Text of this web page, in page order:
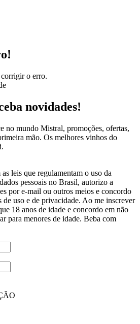
corrigir o erro.
novidades!
no mundo Mistral, promoções, ofertas,
mão. Os melhores vinhos do
leis que regulamentam o uso da
pessoais no Brasil, autorizo a
por e-mail ou outros meios e concordo
de uso e de privacidade. Ao me inscrever
18 anos de idade e concordo em não
para menores de idade. Beba com